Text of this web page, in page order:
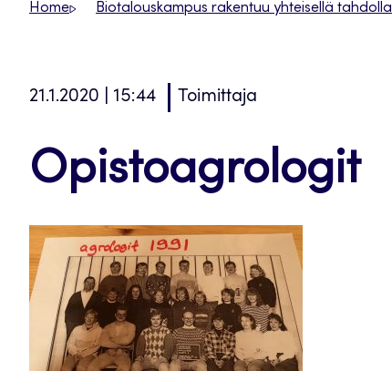
Home Biotalouskampus rakentuu yhteisellä tahdolla
21.1.2020 | 15:44 Toimittaja
Opistoagrologit